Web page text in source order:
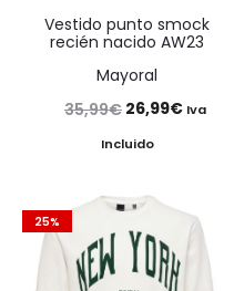
Vestido punto smock
recién nacido AW23
Mayoral
35,99€ El
precio
era:
35,99€.
26,99€El
es:
26,99€.
Iva
Incluido
25%